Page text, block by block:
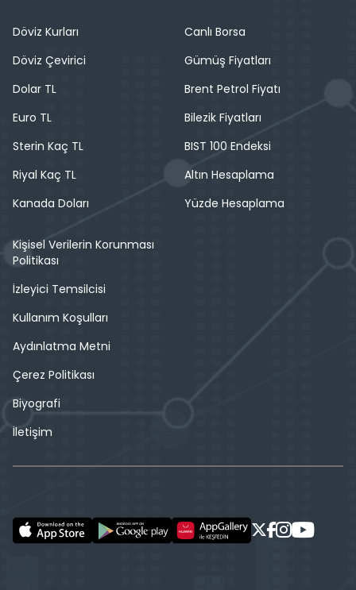
Döviz Kurları
Döviz Çevirici
Dolar TL
Euro TL
Sterin Kaç TL
Riyal Kaç TL
Kanada Doları
Canlı Borsa
Gümüş Fiyatları
Brent Petrol Fiyatı
Bilezik Fiyatları
BIST 100 Endeksi
Altın Hesaplama
Yüzde Hesaplama
Kişisel Verilerin Korunması
Politikası
İzleyici Temsilcisi
Kullanım Koşulları
Aydınlatma Metni
Çerez Politikası
Biyografi
İletişim